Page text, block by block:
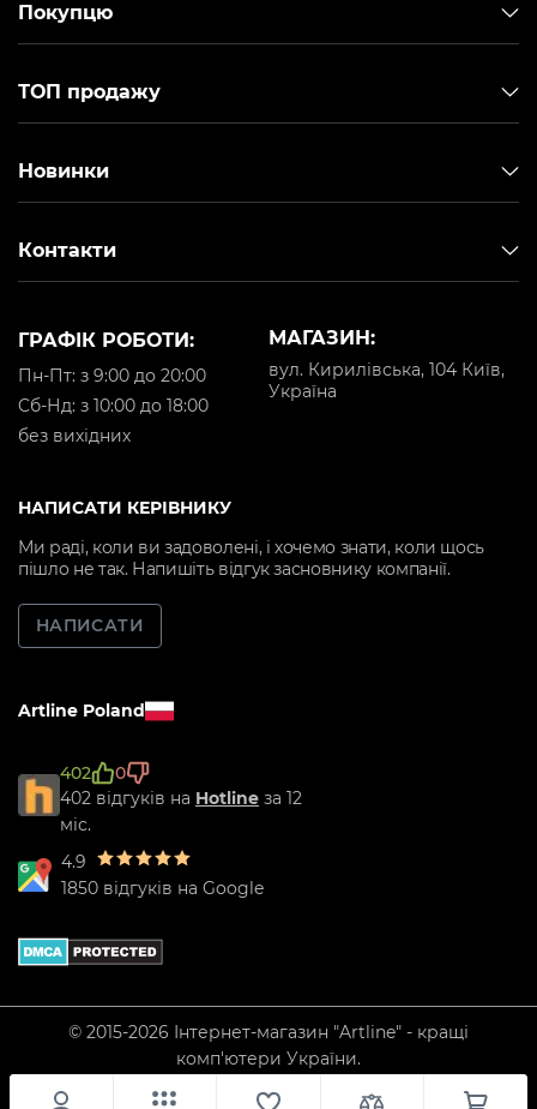
Покупцю
ТОП продажу
Новинки
Контакти
МАГАЗИН:
вул. Кирилівська, 104 Київ,
Україна
ГРАФІК РОБОТИ:
Пн-Пт: з 9:00 до 20:00
Cб-Нд: з 10:00 до 18:00
без вихідних
НАПИСАТИ КЕРІВНИКУ
Ми раді, коли ви задоволені, і хочемо знати, коли щось
пішло не так. Напишіть відгук засновнику компанії.
НАПИСАТИ
Artline Poland
402
0
402 відгуків на Hotline за 12
міс.
4.9
1850 відгуків на Google
© 2015-2026 Інтернет-магазин "Artline" - кращі
комп'ютери України.